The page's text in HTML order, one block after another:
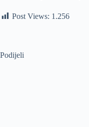
Post Views: 1.256
Podijeli